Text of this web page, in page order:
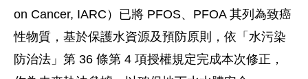
on Cancer, IARC）已將 PFOS、PFOA 其列為致癌
性物質，基於保護水資源及預防原則，依「水污染
防治法」第 36 條第 4 項授權規定完成本次修正，